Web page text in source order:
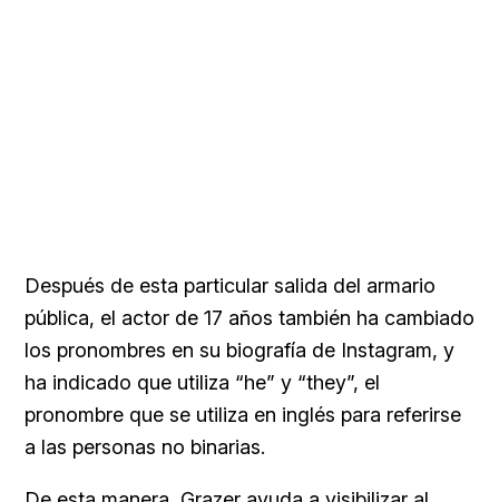
Después de esta particular salida del armario
pública, el actor de 17 años también ha cambiado
los pronombres en su biografía de Instagram, y
ha indicado que utiliza “he” y “they”, el
pronombre que se utiliza en inglés para referirse
a las personas no binarias.